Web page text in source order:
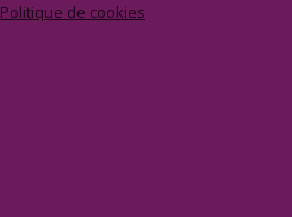
Politique de cookies